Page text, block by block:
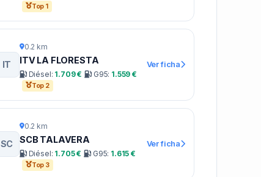
Top 1
IT
0.2 km
ITV LA FLORESTA
Diésel: 1.709 € G95: 1.559 €
Top 2
Ver ficha
SC
0.2 km
SCB TALAVERA
Diésel: 1.705 € G95: 1.615 €
Top 3
Ver ficha